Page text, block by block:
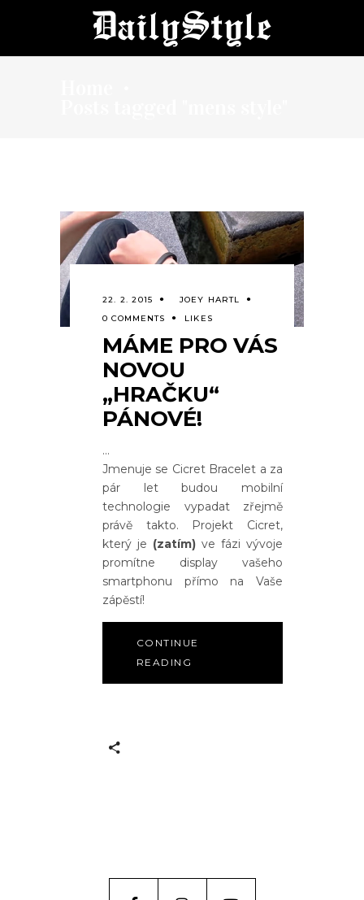
22. 2. 2015
JOEY HARTL
0 COMMENTS
LIKES
MÁME PRO VÁS
NOVOU
„HRAČKU“
PÁNOVÉ!
Jmenuje se Cicret Bracelet a za
pár let budou mobilní
technologie vypadat zřejmě
právě takto. Projekt Cicret,
který je (zatím) ve fázi vývoje
promítne display vašeho
smartphonu přímo na Vaše
zápěstí!
CONTINUE
READING